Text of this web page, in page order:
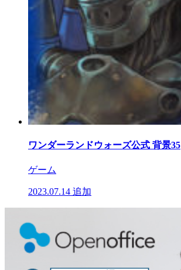
ワンダーランドウォーズ公式 背景35
ゲーム
2023.07.14 追加